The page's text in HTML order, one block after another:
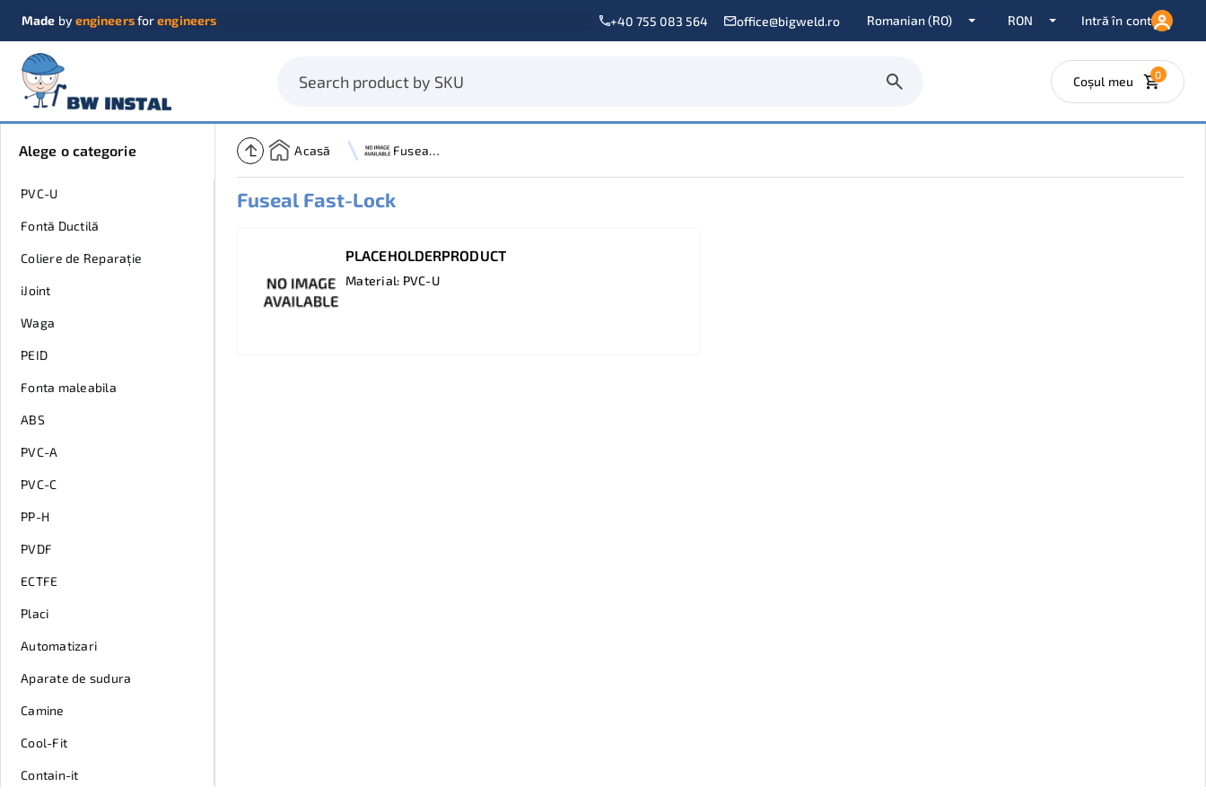
Made by engineersforengineers +40 755 083 564 office@bigweld.ro Intră în cont
Coșul meu 0
Alege o categorie
PVC-U
Fontă Ductilă
Coliere de Reparație
iJoint
Waga
PEID
Fonta maleabila
ABS
PVC-A
PVC-C
PP-H
PVDF
ECTFE
Placi
Automatizari
Aparate de sudura
Camine
Cool-Fit
Contain-it
Acasă Fuseal Fast-Lock
Fuseal Fast-Lock
PLACEHOLDERPRODUCT
Material: PVC-U